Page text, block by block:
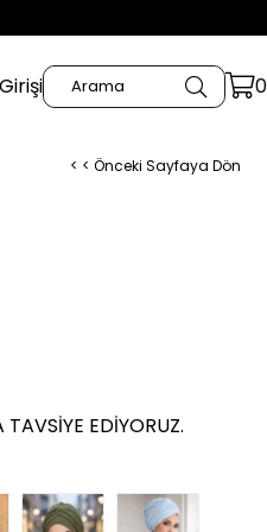
0
< < Önceki Sayfaya Dön
EDIYORUZ.